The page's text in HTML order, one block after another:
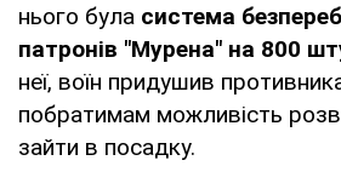
нього була система
патронів "Мурена" на 800
неї, воїн придушив
побратимам можливість
зайти в посадку.